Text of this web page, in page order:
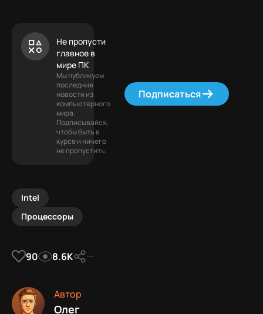
Не пропусти
главное в
мире ПК
Мы публикуем
последние
новости из
компьютерного
мира.
Подписывайся,
чтобы быть в
курсе и ничего
не пропустить.
Подписаться
Intel
Процессоры
90 8.6К
Автор
Олег